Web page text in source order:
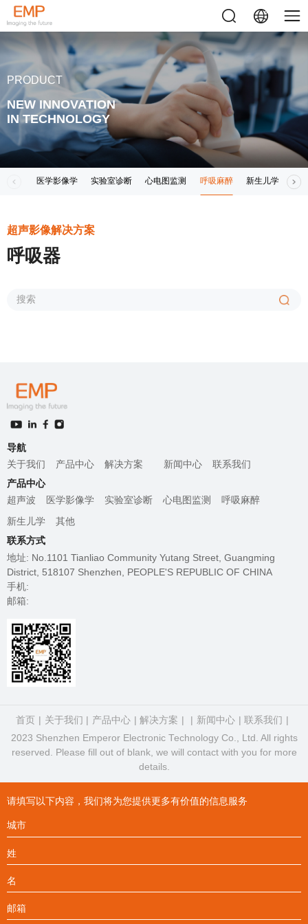
PRODUCT
NEW INNOVATION
IN TECHNOLOGY
医学影像学 实验室诊断 心电图监测 呼吸麻醉 新生儿学 其
超声影像解决方案
呼吸器
导航
关于我们 产品中心 解决方案 新闻中心 联系我们
产品中心
超声波 医学影像学 实验室诊断 心电图监测 呼吸麻醉
新生儿学 其他
联系方式
地址: No.1101 Tianliao Community Yutang Street, Guangming
District, 518107 Shenzhen, PEOPLE'S REPUBLIC OF CHINA
手机:
邮箱:
首页 关于我们 产品中心 解决方案 新闻中心
联系我们
2023 Shenzhen Emperor Electronic Technology Co., Ltd. All rights
reserved. Please fill out of blank, we will contact with you for more
details.
请填写以下内容，我们将为您提供更多有价值的信息服务